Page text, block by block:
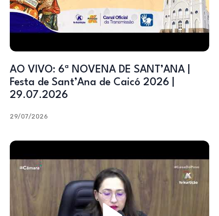
AO VIVO: 6ª NOVENA DE SANT’ANA |
Festa de Sant’Ana de Caicó 2026 |
29.07.2026
29/07/2026